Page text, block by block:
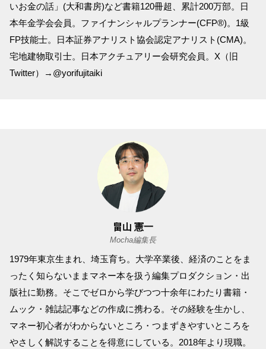
いお金の話」(大和書房)など書籍120冊超、累計200万部。日
本年金学会会員。ファイナンシャルプランナー(CFP®)。1級
FP技能士。日本証券アナリスト協会認定アナリスト(CMA)。
宅地建物取引士。日本アクチュアリー会研究会員。X（旧
Twitter）→@yorifujitaiki
畠山 憲一
Mocha編集長
1979年東京生まれ、埼玉育ち。大学卒業後、経済のことをま
ったく知らないままマネー本を扱う編集プロダクション・出
版社に勤務。そこでゼロから学びつつ十余年にわたり書籍・
ムック・雑誌記事などの作成に携わる。その経験を生かし、
マネー初心者がわからないところ・つまずきやすいところを
やさしく解説することを得意にしている。2018年より現職。